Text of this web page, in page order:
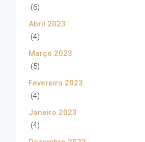
(6)
Abril 2023
(4)
Março 2023
(5)
Fevereiro 2023
(4)
Janeiro 2023
(4)